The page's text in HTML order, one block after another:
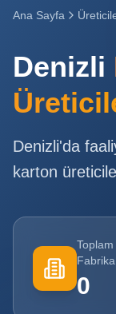
Giriş yapın
Giriş
Yap
Ol
Sayfa
Tüm
Ürünler
Ana Sayfa
Denizli
Denizli'da
karton
Toplam
Fabrika
0